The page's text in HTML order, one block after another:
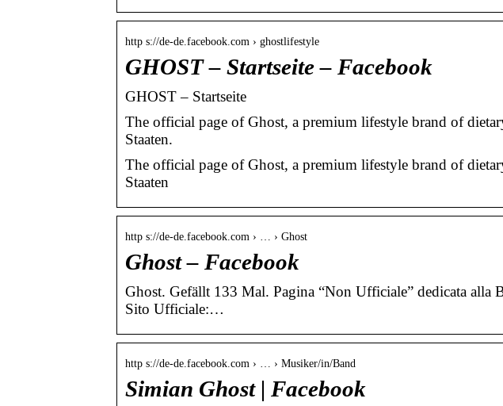
http s://de-de.facebook.com › ghostlifestyle
GHOST – Startseite – Facebook
GHOST – Startseite
The official page of Ghost, a premium lifestyle brand of
Staaten.
The official page of Ghost, a premium lifestyle brand of
Staaten
http s://de-de.facebook.com › … › Ghost
Ghost – Facebook
Ghost. Gefällt 133 Mal. Pagina “Non Ufficiale” dedicata alla
Sito Ufficiale:…
http s://de-de.facebook.com › … › Musiker/in/Band
Simian Ghost | Facebook